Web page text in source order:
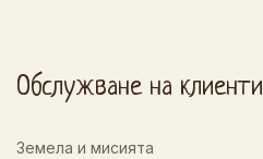
Обслужване на клиенти
Земела и мисията